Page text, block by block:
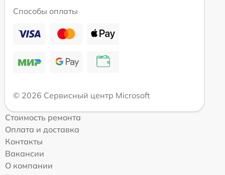
Способы оплаты
© 2026 Сервисный центр Microsoft
Стоимость ремонта
Оплата и доставка
Контакты
Вакансии
О компании